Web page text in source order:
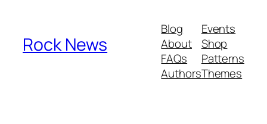
Rock News
Blog
About
FAQs
Authors
Events
Shop
Patterns
Themes